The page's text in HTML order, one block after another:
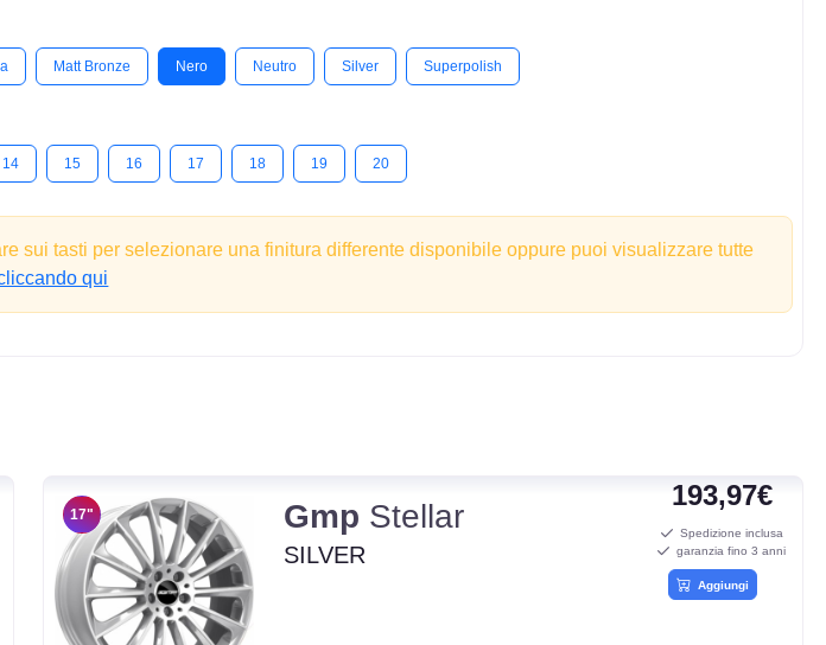
Matt Bronze Nero Neutro Silver Superpolish
14 15 16 17 18 19 20
sui tasti per selezionare una finitura differente disponibile oppure puoi visualizzare tutte
qui
17" Gmp Stellar
SILVER
193,97€
Spedizione inclusa
garanzia fino 3 anni
Aggiungi